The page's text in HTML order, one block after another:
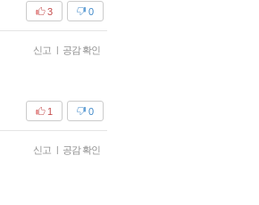
0
3
신고 | 공감 확인
0
1
신고 | 공감 확인